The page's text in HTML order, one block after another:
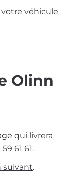
véhicule
Olinn
qui livrera
61 61.
suivant.